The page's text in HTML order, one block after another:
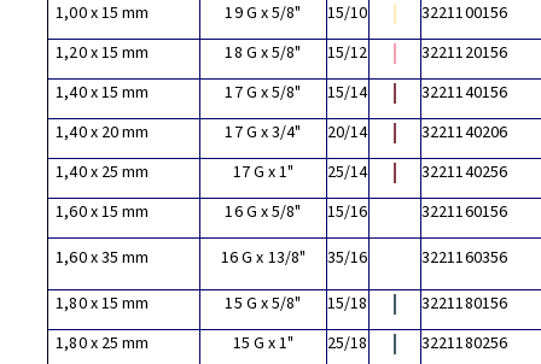
1,00 x 15 mm
19 G x 5/8" 15/10
3221100156
1,20 x 15 mm
18 G x 5/8" 15/12
3221120156
1,40 x 15 mm
17 G x 5/8" 15/14
3221140156
1,40 x 20 mm
17 G x 3/4" 20/14
3221140206
1,40 x 25 mm
17 G x 1" 25/14
3221140256
1,60 x 15 mm
16 G x 5/8" 15/16
3221160156
1,60 x 35 mm
16 G x 13/8" 35/16
3221160356
1,80 x 15 mm
15 G x 5/8" 15/18
3221180156
1,80 x 25 mm
15 G x 1" 25/18
3221180256